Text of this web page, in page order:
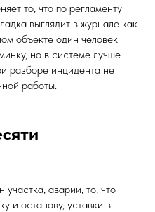
то, что по регламенту
выглядит в журнале как
объекте один человек
но в системе лучше
разборе инцидента не
работы.
участка, аварии, то, что
и останову, уставки в